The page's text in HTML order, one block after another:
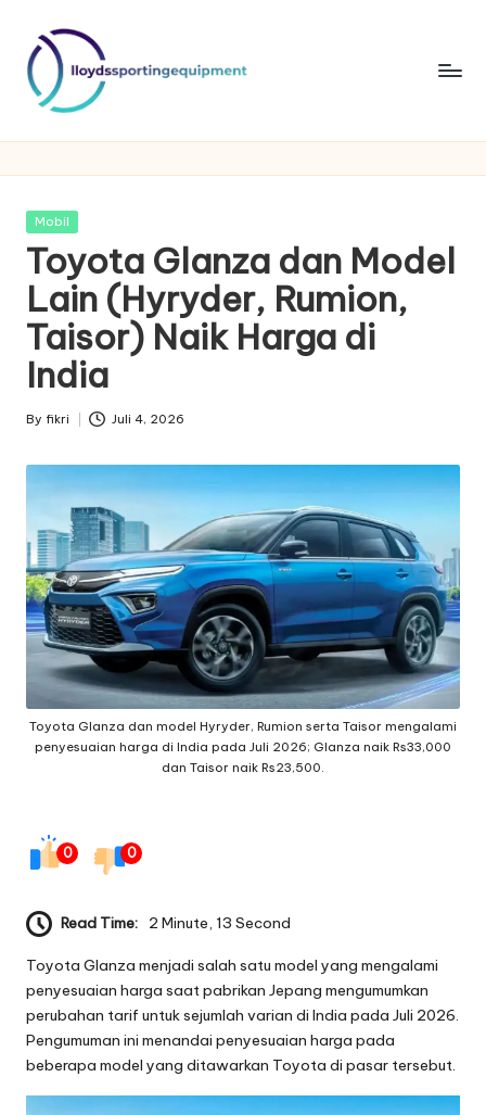
content
ll
o
y
d
s
s
p
o
rt
in
g
e
q
ui
p
m
e
Posted
Mobil
Toyota Glanza dan Model
Lain (Hyryder, Rumion,
Taisor) Naik Harga di
India
Posted
By fikri Juli 4, 2026
Toyota Glanza dan model Hyryder, Rumion serta Taisor mengalami
penyesuaian harga di India pada Juli 2026; Glanza naik Rs33,000
dan Taisor naik Rs23,500.
0 0
Read Time: 2 Minute, 13 Second
Toyota Glanza menjadi salah satu model yang mengalami
penyesuaian harga saat pabrikan Jepang mengumumkan
perubahan tarif untuk sejumlah varian di India pada Juli 2026.
Pengumuman ini menandai penyesuaian harga pada
beberapa model yang ditawarkan Toyota di pasar tersebut.